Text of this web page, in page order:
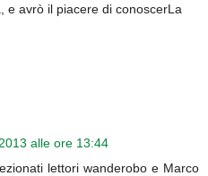
e avrò il piacere di conoscerLa
alle ore 13:44
lettori wanderobo e Marco